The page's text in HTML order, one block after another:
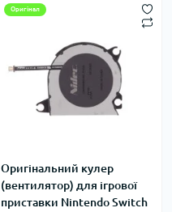
Оригінал
Оригінальний кулер
(вентилятор) для ігрової
приставки Nintendo Switch